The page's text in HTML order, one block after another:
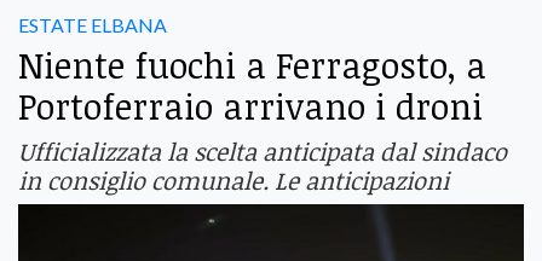
ESTATE ELBANA
Niente fuochi a Ferragosto, a
Portoferraio arrivano i droni
Ufficializzata la scelta anticipata dal sindaco
in consiglio comunale. Le anticipazioni